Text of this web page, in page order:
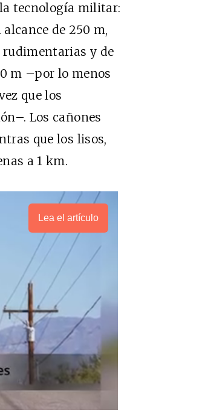
tecnología militar:
de 250 m,
rudimentarias y de
m –por lo menos
que los
Los cañones
que los lisos,
a 1 km.
Lea el artículo